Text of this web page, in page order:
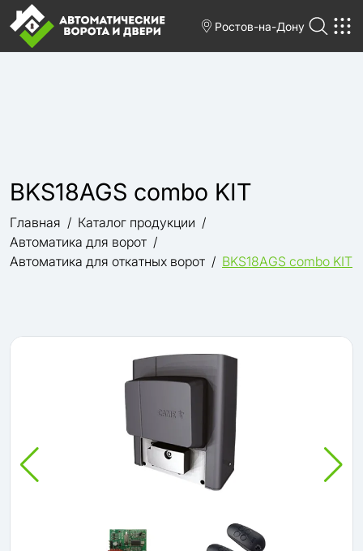
Ростов-на-Дону
BKS18AGS combo KIT
Главная
Каталог продукции
Автоматика для ворот
Автоматика для откатных ворот
BKS18AGS combo KIT